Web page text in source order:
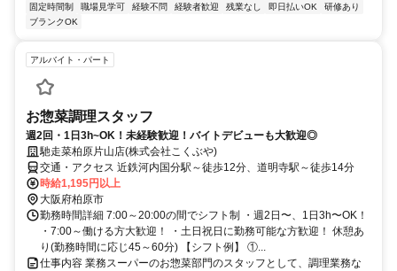
固定時間制
職場見学可 経験不問 経験者歓迎 残業なし 即日払いOK
研修あり
ブランクOK
アルバイト・パート
お惣菜調理スタッフ
週2回・1日3h~OK！未経験歓迎！バイトデビューも大歓迎◎
馳走菜柏原片山店(株式会社こくぶや)
交通・アクセス 近鉄河内国分駅～徒歩12分、道明寺駅～徒歩14分
時給1,195円以上
大阪府柏原市
勤務時間詳細 7:00～20:00の間でシフト制 ・週2日〜、1日3h〜OK！
・7:00～働ける方大歓迎！ ・土日祝日に勤務可能な方歓迎！ 休憩あ
り(勤務時間に応じ45～60分) 【シフト例】 ①...
仕事内容 業務スーパーのお惣菜部門のスタッフとして、調理業務な